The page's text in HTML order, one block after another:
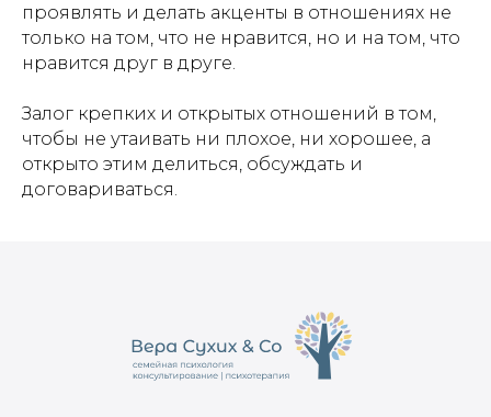
проявлять и делать акценты в отношениях не
только на том, что не нравится, но и на том, что
нравится друг в друге.
Залог крепких и открытых отношений в том,
чтобы не утаивать ни плохое, ни хорошее, а
открыто этим делиться, обсуждать и
договариваться.